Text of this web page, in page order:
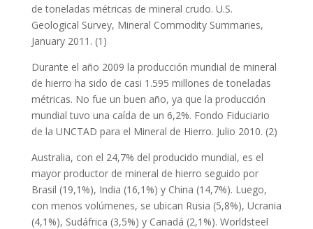
de toneladas métricas de mineral crudo. U.S.
Geological Survey, Mineral Commodity Summaries,
January 2011. (1)
Durante el año 2009 la producción mundial de mineral
de hierro ha sido de casi 1.595 millones de toneladas
métricas. No fue un buen año, ya que la producción
mundial tuvo una caída de un 6,2%. Fondo Fiduciario
de la UNCTAD para el Mineral de Hierro. Julio 2010. (2)
Australia, con el 24,7% del producido mundial, es el
mayor productor de mineral de hierro seguido por
Brasil (19,1%), India (16,1%) y China (14,7%). Luego,
con menos volúmenes, se ubican Rusia (5,8%), Ucrania
(4,1%), Sudáfrica (3,5%) y Canadá (2,1%). Worldsteel